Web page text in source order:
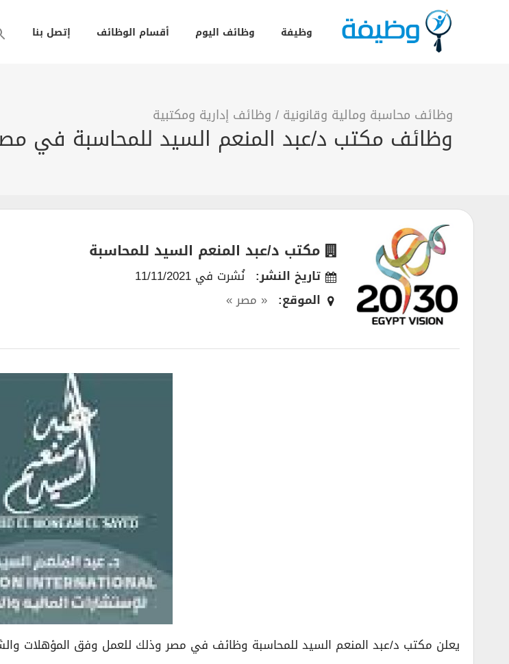
وظيفة وظائف اليوم أقسام الوظائف إتصل بنا
وظائف محاسبة ومالية وقانونية / وظائف إدارية ومكتبية
وظائف مكتب د/عبد المنعم السيد للمحاسبة في
مكتب د/عبد المنعم السيد للمحاسبة
تاريخ النشر: نُشرت في 11/11/2021
الموقع: « مصر »
يعلن مكتب د/عبد المنعم السيد للمحاسبة وظائف في مصر وذلك للعمل وفق المؤهلات